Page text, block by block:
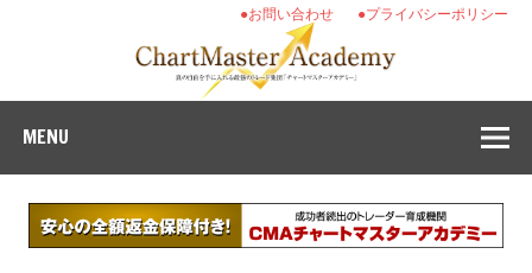
●プライバシーポリシー
●お問い合わせ
MENU